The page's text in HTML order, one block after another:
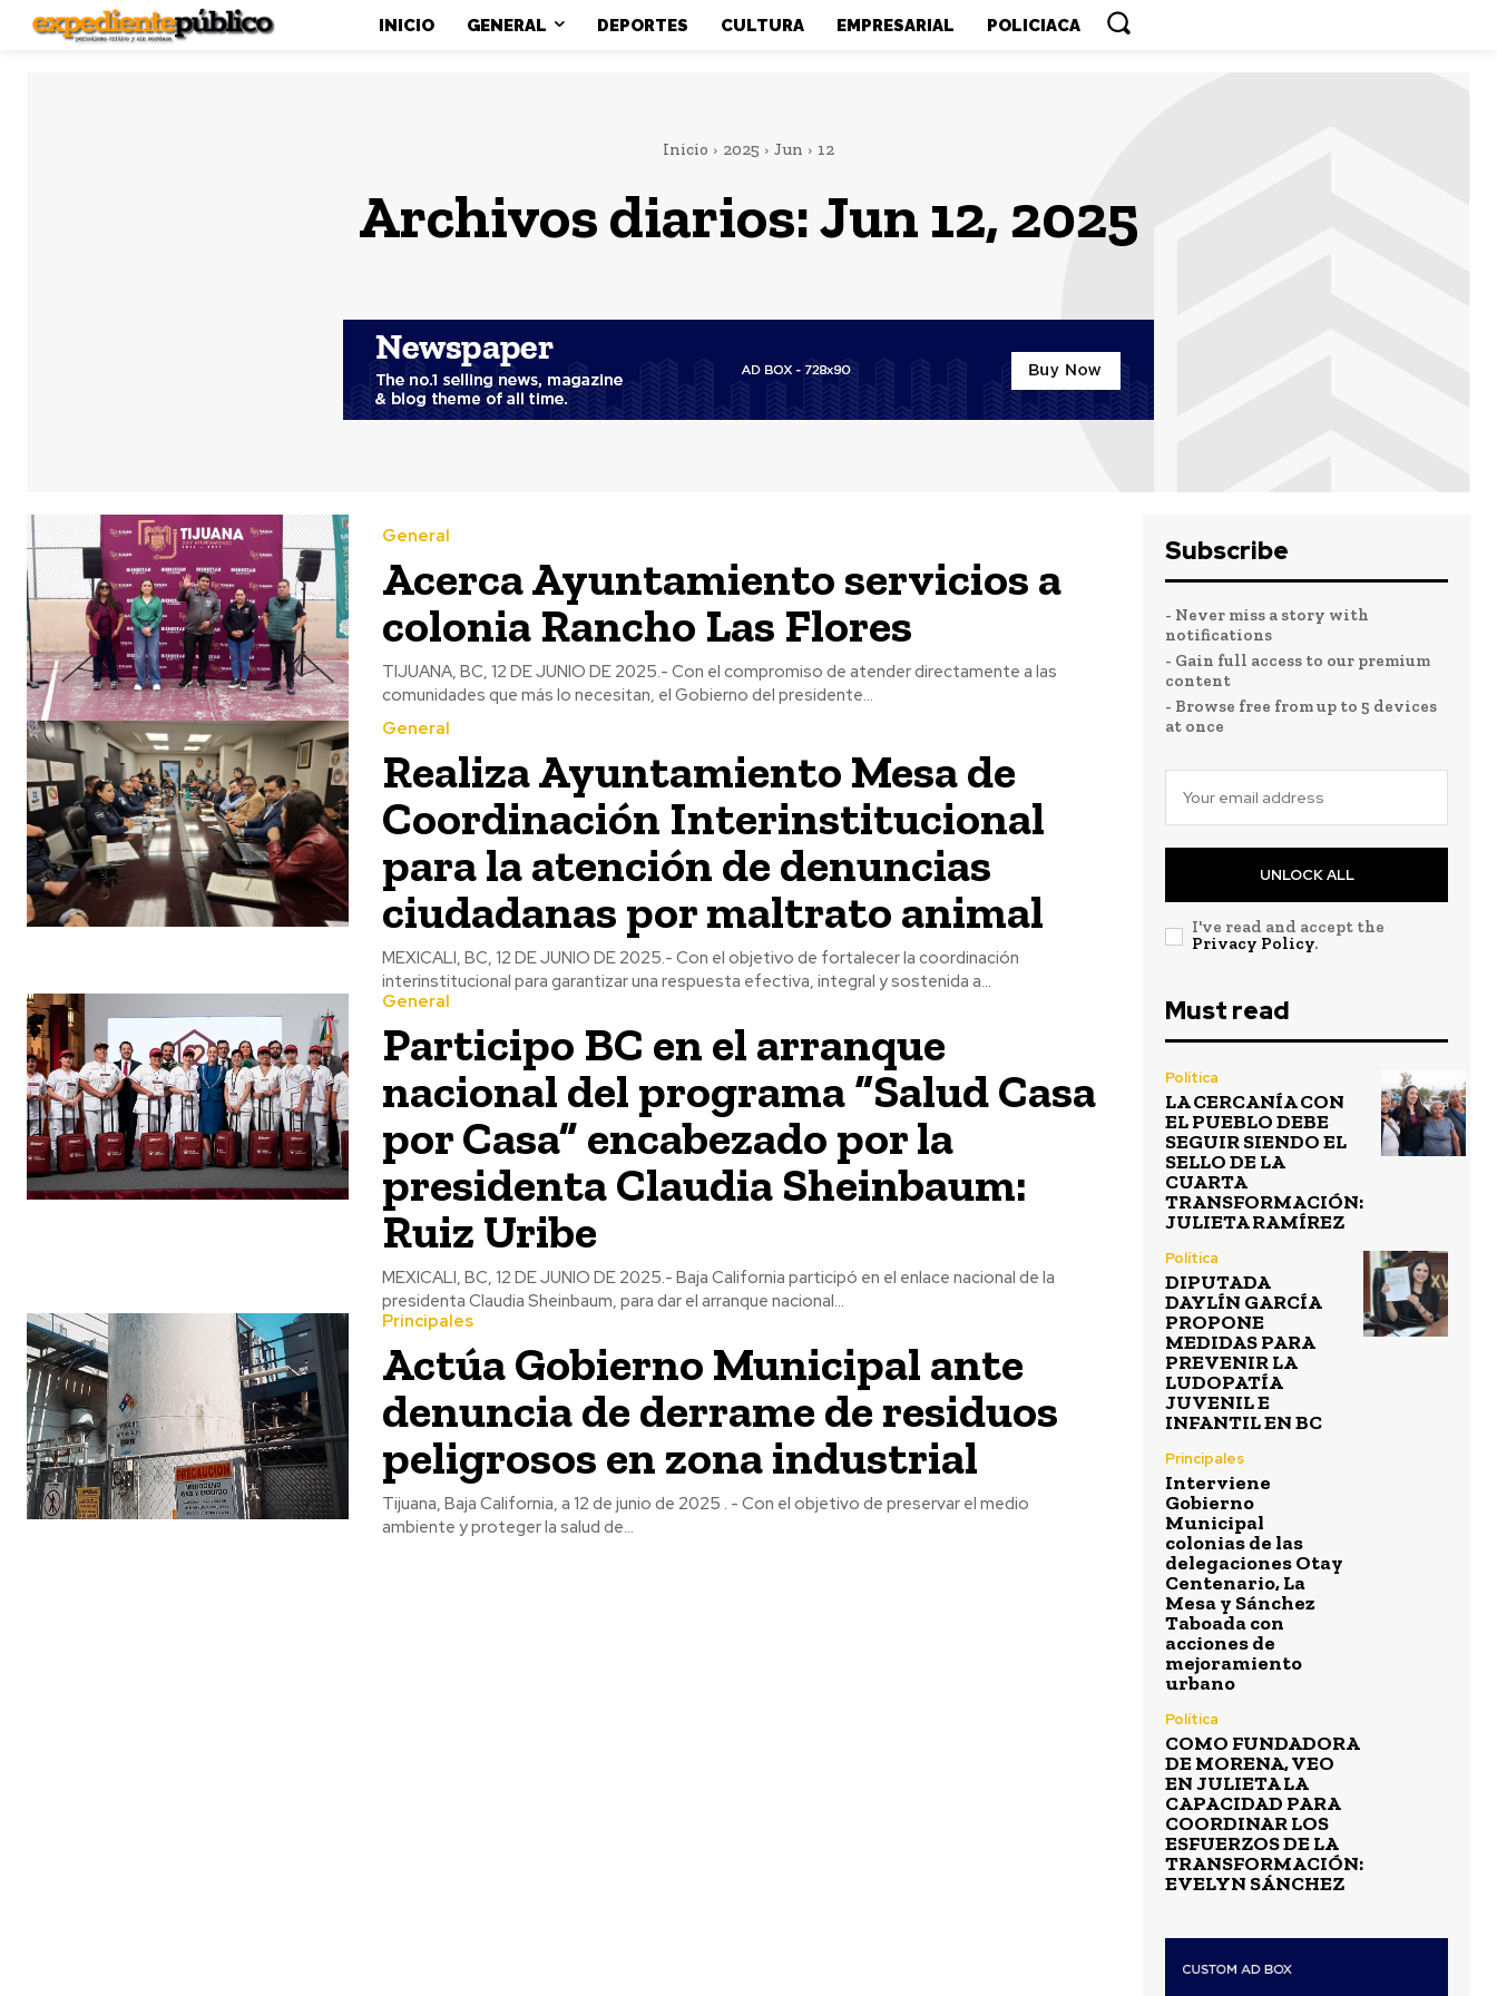
INICIO GENERAL DEPORTES CULTURA EMPRESARIAL POLICIACA
Inicio 2025 Jun 12
Archivos diarios: Jun 12, 2025
General
Acerca Ayuntamiento servicios a
colonia Rancho Las Flores
TIJUANA, BC, 12 DE JUNIO DE 2025.- Con el compromiso de atender directamente a las
comunidades que más lo necesitan, el Gobierno del presidente...
General
Realiza Ayuntamiento Mesa de
Coordinación Interinstitucional
para la atención de denuncias
ciudadanas por maltrato animal
MEXICALI, BC, 12 DE JUNIO DE 2025.- Con el objetivo de fortalecer la coordinación
interinstitucional para garantizar una respuesta efectiva, integral y sostenida a...
General
Participo BC en el arranque
nacional del programa “Salud Casa
por Casa” encabezado por la
presidenta Claudia Sheinbaum:
Ruiz Uribe
MEXICALI, BC, 12 DE JUNIO DE 2025.- Baja California participó en el enlace nacional de la
presidenta Claudia Sheinbaum, para dar el arranque nacional...
Principales
Actúa Gobierno Municipal ante
denuncia de derrame de residuos
peligrosos en zona industrial
Tijuana, Baja California, a 12 de junio de 2025 . - Con el objetivo de preservar el medio
ambiente y proteger la salud de...
Subscribe
- Never miss a story with
notifications
- Gain full access to our premium
content
- Browse free from up to 5 devices
at once
UNLOCK ALL
I've read and accept the
Privacy Policy.
Must read
Política
LA CERCANÍA CON
EL PUEBLO DEBE
SEGUIR SIENDO EL
SELLO DE LA
CUARTA
TRANSFORMACIÓN:
JULIETA RAMÍREZ
Política
DIPUTADA
DAYLÍN GARCÍA
PROPONE
MEDIDAS PARA
PREVENIR LA
LUDOPATÍA
JUVENIL E
INFANTIL EN BC
Principales
Interviene
Gobierno
Municipal
colonias de las
delegaciones Otay
Centenario, La
Mesa y Sánchez
Taboada con
acciones de
mejoramiento
urbano
Política
COMO FUNDADORA
DE MORENA, VEO
EN JULIETA LA
CAPACIDAD PARA
COORDINAR LOS
ESFUERZOS DE LA
TRANSFORMACIÓN:
EVELYN SÁNCHEZ